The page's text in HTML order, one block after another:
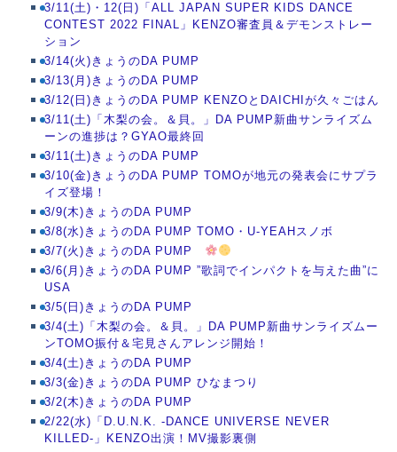
3/11(土)・12(日)「ALL JAPAN SUPER KIDS DANCE
CONTEST 2022 FINAL」KENZO審査員＆デモンストレー
ション
3/14(火)きょうのDA PUMP
3/13(月)きょうのDA PUMP
3/12(日)きょうのDA PUMP KENZOとDAICHIが久々ごはん
3/11(土)「木梨の会。＆貝。」DA PUMP新曲サンライズム
ーンの進捗は？GYAO最終回
3/11(土)きょうのDA PUMP
3/10(金)きょうのDA PUMP TOMOが地元の発表会にサプラ
イズ登場！
3/9(木)きょうのDA PUMP
3/8(水)きょうのDA PUMP TOMO・U-YEAHスノボ
3/7(火)きょうのDA PUMP
3/6(月)きょうのDA PUMP ”歌詞でインパクトを与えた曲”に
USA
3/5(日)きょうのDA PUMP
3/4(土)「木梨の会。＆貝。」DA PUMP新曲サンライズムー
ンTOMO振付＆宅見さんアレンジ開始！
3/4(土)きょうのDA PUMP
3/3(金)きょうのDA PUMP ひなまつり
3/2(木)きょうのDA PUMP
2/22(水)「D.U.N.K. -DANCE UNIVERSE NEVER
KILLED-」KENZO出演！MV撮影裏側